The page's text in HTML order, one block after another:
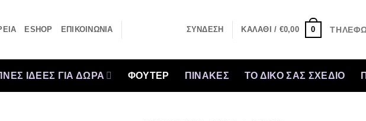
ESHOP ΕΠΙΚΟΙΝΩΝΙΑ ΣΎΝΔΕΣΗ ΚΑΛΆΘΙ / €0,00 0
ΙΔΕΕΣ ΓΙΑ ΔΩΡΑ ΦΟΥΤΕΡ ΠΙΝΑΚΕΣ ΤΟ ΔΙΚΟ ΣΑΣ ΣΧΕΔΙΟ